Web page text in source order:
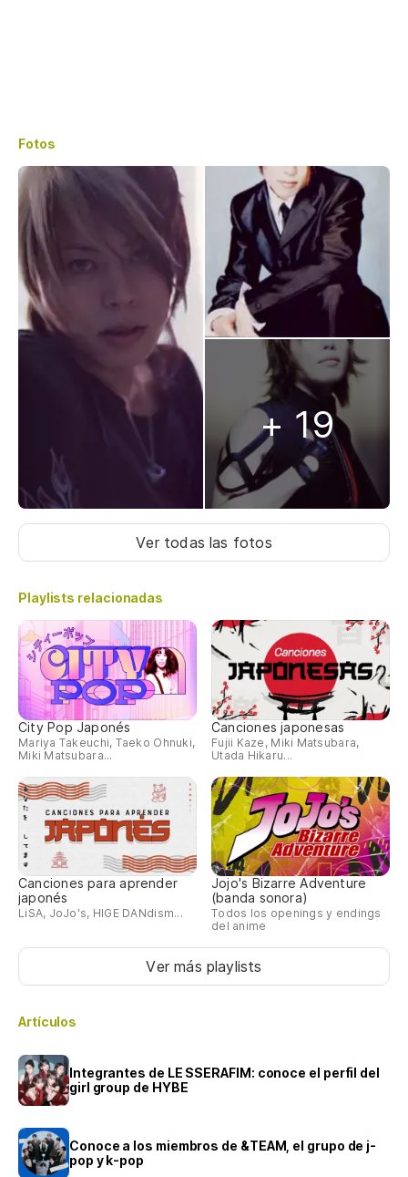
Fotos
+ 19
Ver todas las fotos
Playlists relacionadas
City Pop Japonés
Mariya Takeuchi, Taeko Ohnuki,
Miki Matsubara...
Canciones japonesas
Fujii Kaze, Miki Matsubara,
Utada Hikaru...
Canciones para aprender
japonés
LiSA, JoJo's, HIGE DANdism...
Jojo's Bizarre Adventure
(banda sonora)
Todos los openings y endings
del anime
Ver más playlists
Artículos
Integrantes de LE SSERAFIM: conoce el perfil del
girl group de HYBE
Conoce a los miembros de &TEAM, el grupo de j-
pop y k-pop